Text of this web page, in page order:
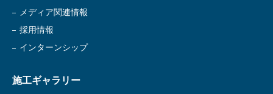
メディア関連情報
採用情報
インターンシップ
施工ギャラリー